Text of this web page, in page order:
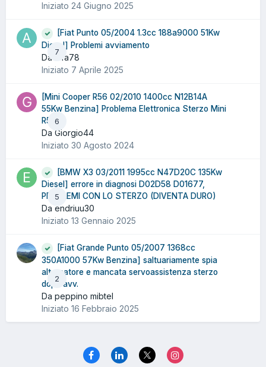
Iniziato 24 Giugno 2025
7
[Fiat Punto 05/2004 1.3cc 188a9000 51Kw
Diesel] Problemi avviamento
Da alfa78
Iniziato 7 Aprile 2025
6
[Mini Cooper R56 02/2010 1400cc N12B14A
55Kw Benzina] Problema Elettronica Sterzo Mini
R56
Da Giorgio44
Iniziato 30 Agosto 2024
5
[BMW X3 03/2011 1995cc N47D20C 135Kw
Diesel] errore in diagnosi D02D58 D01677,
PROBLEMI CON LO STERZO (DIVENTA DURO)
Da endriuu30
Iniziato 13 Gennaio 2025
2
[Fiat Grande Punto 05/2007 1368cc
350A1000 57Kw Benzina] saltuariamente spia
alternatore e mancata servoassistenza sterzo
dopo avv.
Da peppino mibtel
Iniziato 16 Febbraio 2025